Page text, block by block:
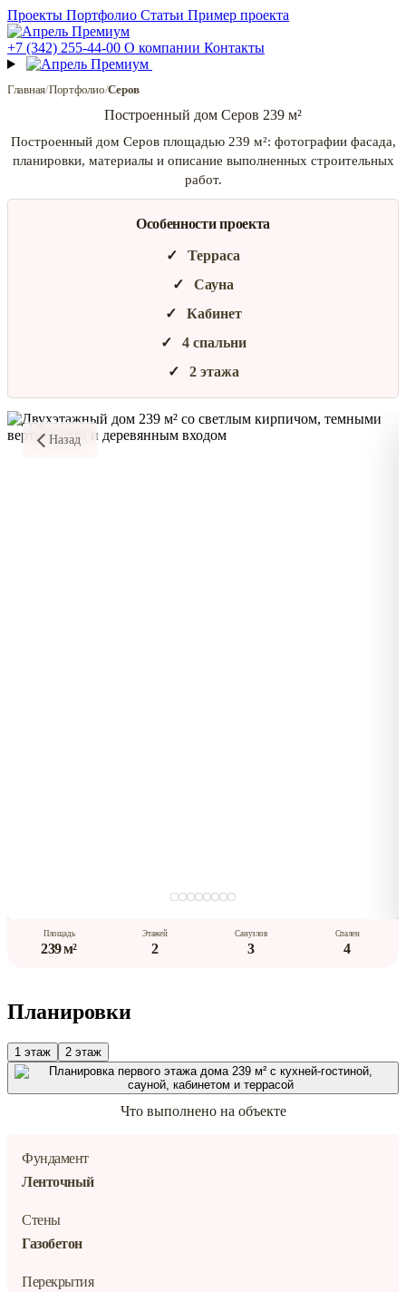
Проекты Портфолио Статьи Пример проекта
+7 (342) 255-44-00 О компании Контакты
Главная/Портфолио/Серов
Построенный дом Серов 239 м²
Построенный дом Серов площадью 239 м²: фотографии фасада,
планировки, материалы и описание выполненных строительных
работ.
Особенности проекта
Терраса
Сауна
Кабинет
4 спальни
2 этажа
Назад
Площадь
239 м²
Этажей
2
Санузлов
3
Спален
4
Планировки
1 этаж 2 этаж
Что выполнено на объекте
Фундамент
Ленточный
Стены
Газобетон
Перекрытия